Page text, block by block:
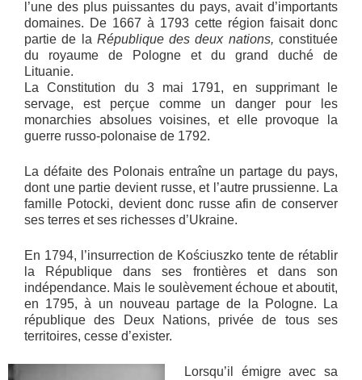
l’une des plus puissantes du pays, avait d’importants
domaines. De 1667 à 1793 cette région faisait donc
partie de la République des deux nations, constituée
du royaume de Pologne et du grand duché de
Lituanie.
La Constitution du 3 mai 1791, en supprimant le
servage, est perçue comme un danger pour les
monarchies absolues voisines, et elle provoque la
guerre russo-polonaise de 1792.
La défaite des Polonais entraîne un partage du pays,
dont une partie devient russe, et l’autre prussienne. La
famille Potocki, devient donc russe afin de conserver
ses terres et ses richesses d’Ukraine.
En 1794, l’insurrection de Kościuszko tente de rétablir
la République dans ses frontières et dans son
indépendance. Mais le soulèvement échoue et aboutit,
en 1795, à un nouveau partage de la Pologne. La
république des Deux Nations, privée de tous ses
territoires, cesse d’exister.
Lorsqu’il émigre avec sa